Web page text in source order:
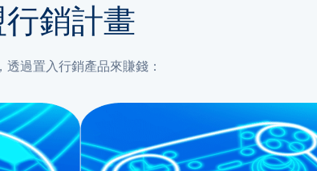
銷計畫
透過置入行銷產品來賺錢：